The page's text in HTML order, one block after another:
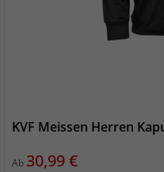
KVF Meissen Herren
Ab Preis
30,99 €